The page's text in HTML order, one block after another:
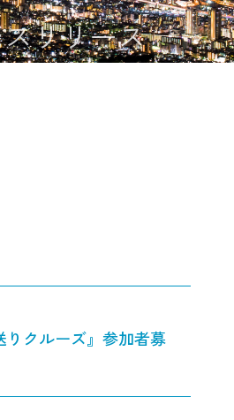
リリース
クルーズ』参加者募